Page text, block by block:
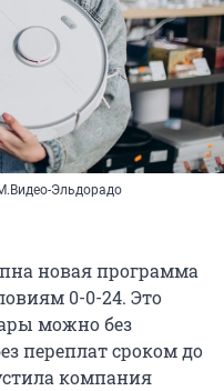
Эльдорадо
новая программа
0-0-24. Это
можно без
переплат сроком до
компания